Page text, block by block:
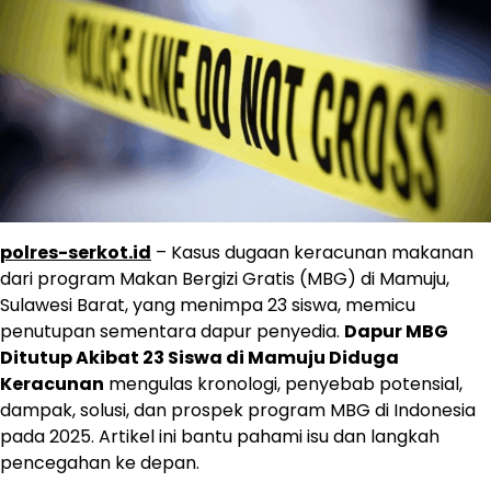
polres-serkot.id – Kasus dugaan keracunan makanan
dari program Makan Bergizi Gratis (MBG) di Mamuju,
Sulawesi Barat, yang menimpa 23 siswa, memicu
penutupan sementara dapur penyedia. Dapur MBG
Ditutup Akibat 23 Siswa di Mamuju Diduga
Keracunan mengulas kronologi, penyebab potensial,
dampak, solusi, dan prospek program MBG di Indonesia
pada 2025. Artikel ini bantu pahami isu dan langkah
pencegahan ke depan.